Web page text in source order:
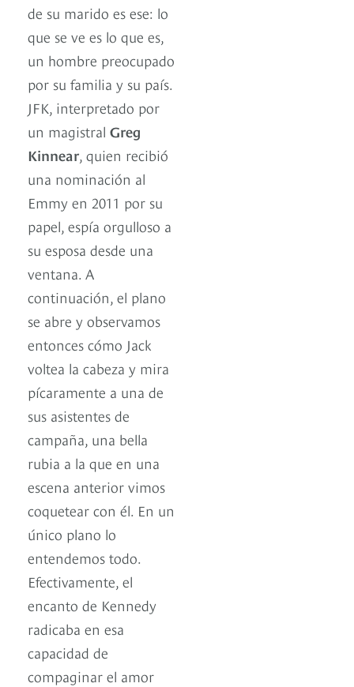
de su marido es ese: lo
que se ve es lo que es,
un hombre preocupado
por su familia y su país.
JFK, interpretado por
un magistral Greg
Kinnear, quien recibió
una nominación al
Emmy en 2011 por su
papel, espía orgulloso a
su esposa desde una
ventana. A
continuación, el plano
se abre y observamos
entonces cómo Jack
voltea la cabeza y mira
pícaramente a una de
sus asistentes de
campaña, una bella
rubia a la que en una
escena anterior vimos
coquetear con él. En un
único plano lo
entendemos todo.
Efectivamente, el
encanto de Kennedy
radicaba en esa
capacidad de
compaginar el amor